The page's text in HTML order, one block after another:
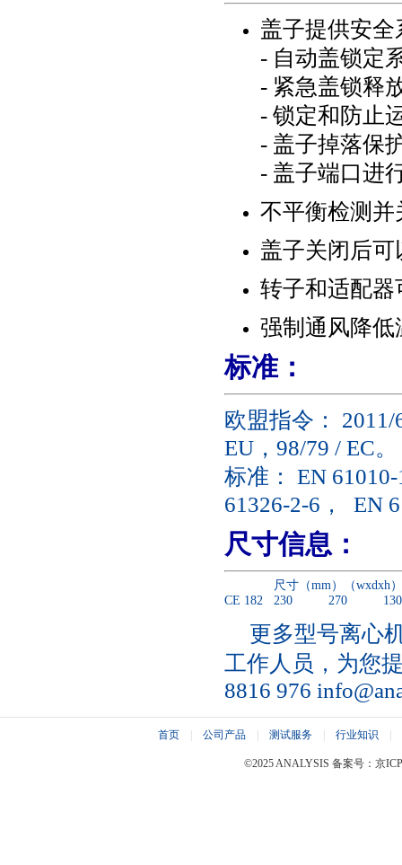
盖子提供安全
- 自动盖锁定
- 紧急盖锁释
- 锁定和防止
- 盖子掉落保
- 盖子端口进
不平衡检测并
盖子关闭后
转子和适配
强制通风降低
标准：
欧盟指令：
2011/
EU ， 98/79 / EC。
标准：
EN 61010-
61326-2-6 ， EN
尺寸信息：
尺寸（mm ）（wxdxh ）
CE 182
230 270 130
更多型号离心
工作人员，为您
8816 976
首页 公司产品 测试服务 行业知识
©2025 ANALYSIS 备案号：京